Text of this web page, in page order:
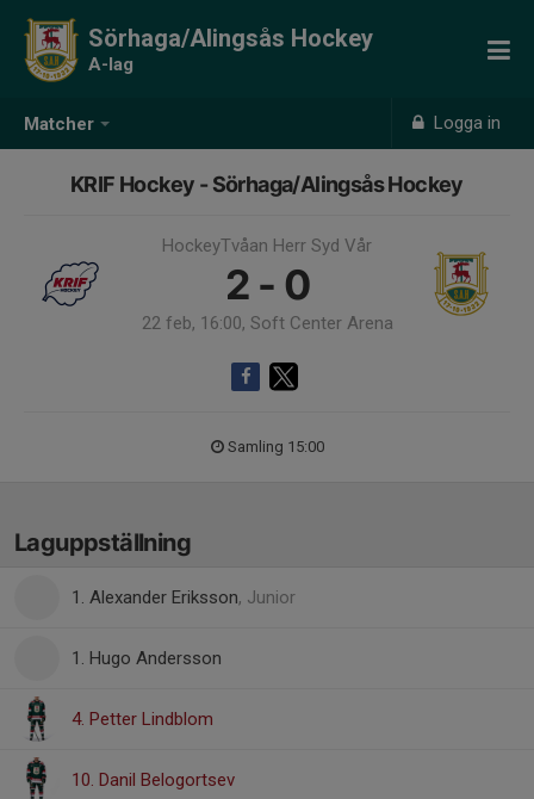
Matcher Logga in
Sörhaga/Alingsås Hockey
A-lag
KRIF Hockey - Sörhaga/Alingsås Hockey
HockeyTvåan Herr Syd Vår
2 - 0
22 feb, 16:00, Soft Center Arena
Samling 15:00
Laguppställning
1. Alexander Eriksson, Junior
1. Hugo Andersson
4. Petter Lindblom
10. Danil Belogortsev